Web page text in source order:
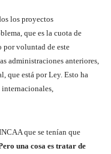
los proyectos
que es la cuota de
por voluntad de este
administraciones anteriores,
que está por Ley. Esto ha
que se tenían que
una cosa es tratar de